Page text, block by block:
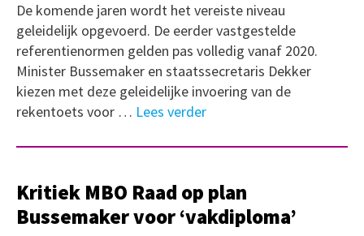
De komende jaren wordt het vereiste niveau
geleidelijk opgevoerd. De eerder vastgestelde
referentienormen gelden pas volledig vanaf 2020.
Minister Bussemaker en staatssecretaris Dekker
kiezen met deze geleidelijke invoering van de
rekentoets voor … Lees verder
Kritiek MBO Raad op plan
Bussemaker voor ‘vakdiploma’